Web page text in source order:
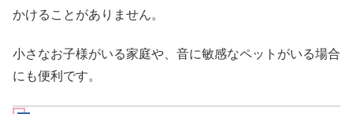
かけることがありません。
小さなお子様がいる家庭や、音に敏感なペットがいる場合
にも便利です。